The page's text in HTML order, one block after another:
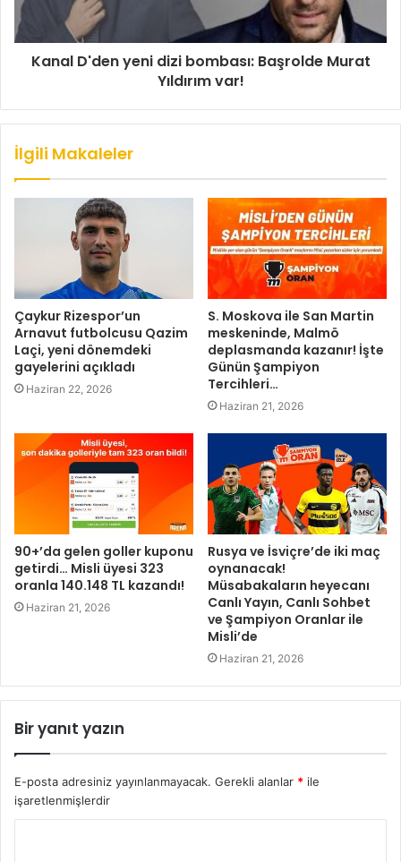
Kanal D'den yeni dizi bombası: Başrolde Murat
Yıldırım var!
İlgili Makaleler
Çaykur Rizespor’un
Arnavut futbolcusu Qazim
Laçi, yeni dönemdeki
gayelerini açıkladı
Haziran 22, 2026
S. Moskova ile San Martin
meskeninde, Malmö
deplasmanda kazanır! İşte
Günün Şampiyon
Tercihleri…
Haziran 21, 2026
90+’da gelen goller kuponu
getirdi… Misli üyesi 323
oranla 140.148 TL kazandı!
Haziran 21, 2026
Rusya ve İsviçre’de iki maç
oynanacak!
Müsabakaların heyecanı
Canlı Yayın, Canlı Sohbet
ve Şampiyon Oranlar ile
Misli’de
Haziran 21, 2026
Bir yanıt yazın
E-posta adresiniz yayınlanmayacak. Gerekli alanlar * ile
işaretlenmişlerdir